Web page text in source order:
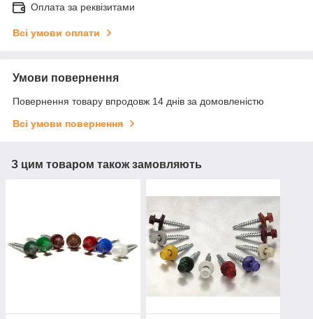
Оплата за реквізитами
Всі умови оплати
Умови повернення
Повернення товару впродовж 14 днів за домовленістю
Всі умови повернення
З цим товаром також замовляють